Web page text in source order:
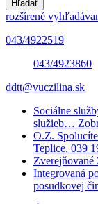
Hľadať
rozšírené
043/4922519
043/4923860
ddtt@vuczilina.sk
Sociálne
služieb…
O.Z.
Teplice, 039
Zverejňované
Integrovaná
posudkovej